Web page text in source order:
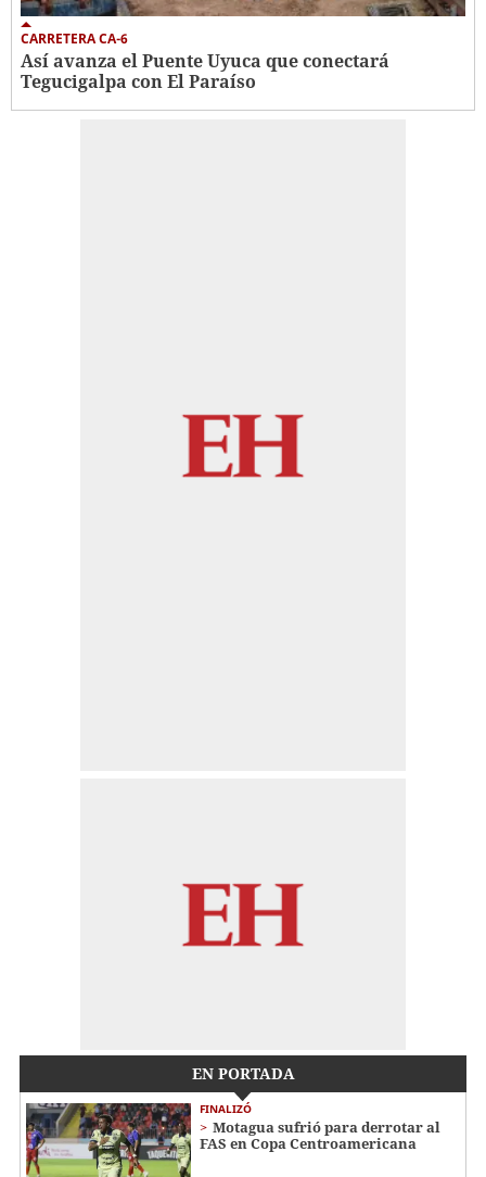
CARRETERA CA-6
Así avanza el Puente Uyuca que conectará
Tegucigalpa con El Paraíso
EN PORTADA
FINALIZÓ
Motagua sufrió para derrotar al
FAS en Copa Centroamericana